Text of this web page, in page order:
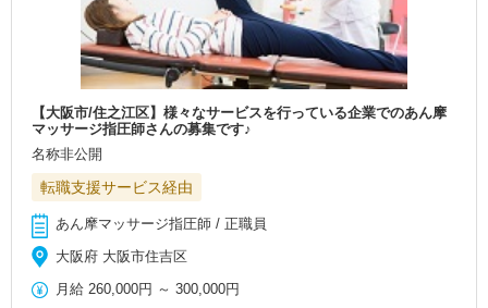
【大阪市/住之江区】様々なサービスを行っている企業でのあん摩
マッサージ指圧師さんの募集です♪
名称非公開
転職支援サービス経由
あん摩マッサージ指圧師 / 正職員
大阪府 大阪市住吉区
月給 260,000円 ～300,000円